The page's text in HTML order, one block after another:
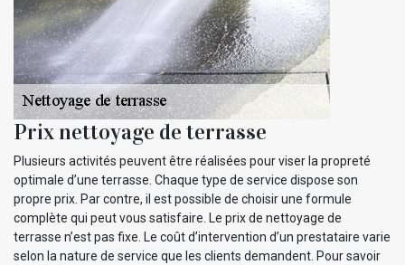
Prix nettoyage de terrasse
Plusieurs activités peuvent être réalisées pour viser la propreté
optimale d’une terrasse. Chaque type de service dispose son
propre prix. Par contre, il est possible de choisir une formule
complète qui peut vous satisfaire. Le prix de nettoyage de
terrasse n’est pas fixe. Le coût d’intervention d’un prestataire varie
selon la nature de service que les clients demandent. Pour savoir